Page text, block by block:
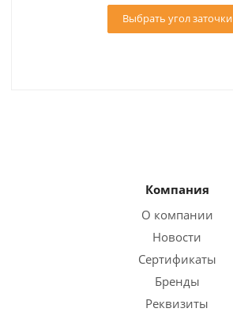
Выбрать угол заточки
Компания
О компании
Новости
Сертификаты
Бренды
Реквизиты